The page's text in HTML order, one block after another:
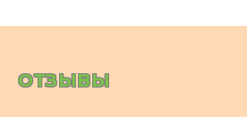
ОТЗЫВЫ